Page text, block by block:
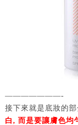
———————-
接下來就是底妝的
白, 而是要讓膚色均